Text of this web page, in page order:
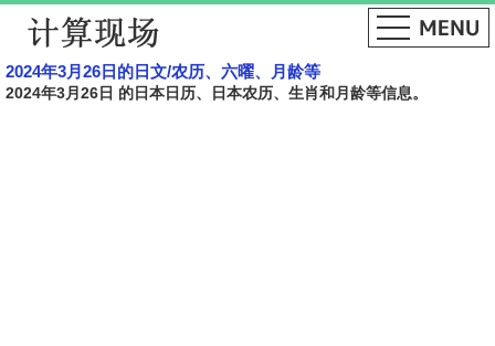
2024年3月26日的日文​​/农历、六曜、月龄等
2024年3月26日 的日本日历、日本农历、生肖和月龄等信息。